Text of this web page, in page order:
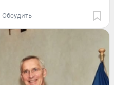
Обсудить